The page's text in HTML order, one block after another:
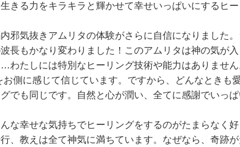
生きる力をキラキラと輝かせて幸せいっぱいにするヒー
邪気抜きアムリタの体験がさらに自信になりました
長もかなり変わりました！このアムリタは神の気が
わたしには特別なヒーリング技術や能力はありませ
お側に感じて信じています。ですから、どんなときも
グでも同じです。自然と心が潤い、全てに感謝でいっ
な幸せな気持ちでヒーリングをするのがたまらなく
、教えは全て神気に満ちています。なぜなら、奇跡